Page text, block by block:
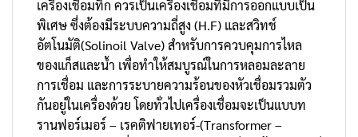
เครื่องเชื่อมทิก ควรเป็นเครื่องเชื่อมที่มีการออกแบบเป็น
พิเศษ ซึ่งต้องมีระบบความถี่สูง (H.F) และสวิทช์
อัตโนมัติ(Solinoil Valve) สำหรับการควบคุมการไหล
ของแก็สและน้ำ เพื่อทำให้สมบูรณ์ในการหลอมละลาย
การเชื่อม และการระบายความร้อนของหัวเชื่อมรวมตัว
กันอยู่ในเครื่องด้วย โดยทั่วไปเครื่องเชื่อมจะเป็นแบบท
รานฟอร์เมอร์ – เรคติฟายเทอร์-(Transformer –